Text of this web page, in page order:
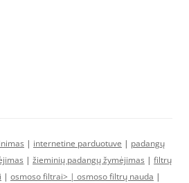
| internetine parduotuve | padangų
| žieminių padangų žymėjimas | filtrų
| osmoso filtrai> | osmoso filtrų nauda |